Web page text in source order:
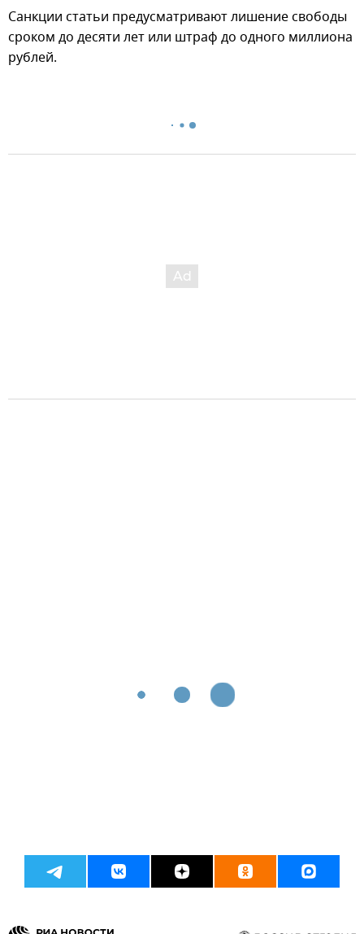
Санкции статьи предусматривают лишение свободы
сроком до десяти лет или штраф до одного миллиона
рублей.